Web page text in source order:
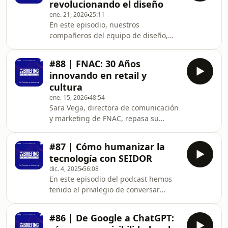
personas y el hogar, a través de
propuestas como La Noche de la
Casa. Su camino hasta el puesto
actual fue, según él mismo, “bastante
casual”. Comenzó estudiando ADE,
pero pronto s
revolucionando el diseño
ene. 21, 202625:11
En este episodio, nuestros
compañeros del equipo de diseño,
transformando el mundo del diseño
en 2026, sin perder de vista la
importancia del toque humano.
Debaten sobre nuevas tendencias, el
auge del color Transformative Teal y
la aparición de roles creativos
híbridos. Además, comparten
consejos para diseñadores que
empiezan en est
#88 | FNAC: 30 Años
innovando en retail y
cultura
ene. 15, 202648:54
Sara Vega, directora de comunicación
y marketing de FNAC, repasa su
marca en el entorno digital. Explica
cómo FNAC equilibra la experiencia
física y online, apostando por la
cultura y la tecnología. Aborda el
compromiso con la sostenibilidad y la
importancia de la creatividad en
redes sociales. Además, comparte su
#87 | Cómo humanizar la
tecnología con SEIDOR
dic. 4, 2025 56:08
En este episodio del podcast hemos
tenido el privilegio de conversar
Sustainability de SEIDOR, una de las
#86 | De Google a ChatGPT: